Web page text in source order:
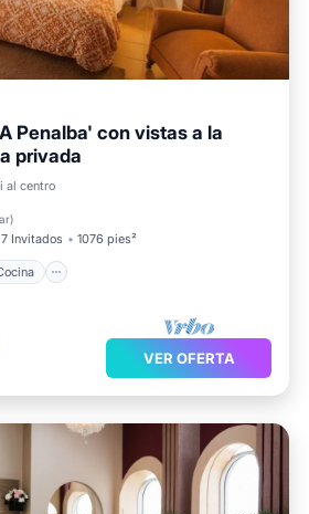
Penalba' con vistas a la
privada
al centro
)
7 Invitados 1076 pies²
Cocina
VER OFERTA